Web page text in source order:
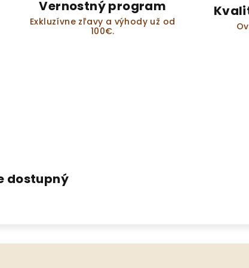
Vernostný program
Exkluzívne zľavy a výhody už od
100€.
dostupný